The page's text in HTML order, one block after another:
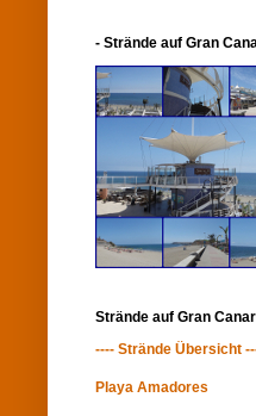
- Strände auf Gran
Strände auf Gran
---- Strände Übersicht
Playa Amadores